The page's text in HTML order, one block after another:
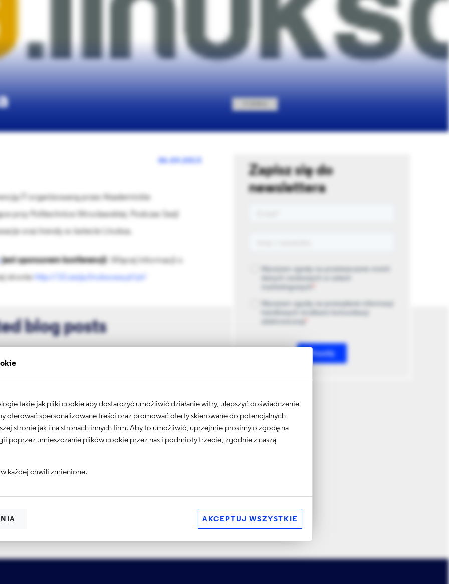
06.04.2013
IT organizowaną przez Akademickie
przy Politechnice Wrocławskiej. Podczas Sesji
oraz trendy w świecie Linuksa.
jest sponsorem konferencji . Więcej informacji o
stronie
http://10.sesja.linuksowa.pl/pl/
Zapisz się do
newslettera
blog posts
DrupalCon Vienna 2025 – spotkanie
rozwoju Drupala
takie jak pliki cookie aby dostarczyć umożliwić działanie witry, ulepszyć doświadczenie
oferować spersonalizowane treści oraz promować oferty skierowane do potencjalnych
stronie jak i na stronach innych firm. Aby to umożliwić, uprzejmie prosimy o zgodę na
poprzez umieszczanie plików cookie przez nas i podmioty trzecie, zgodnie z naszą
w każdej chwili zmienione.
AKCEPTUJ WSZYSTKIE